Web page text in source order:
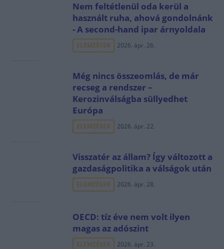
Nem feltétlenül oda kerül a
használt ruha, ahová gondolnánk
- A second-hand ipar árnyoldala
ELEMZÉSEK 2026. ápr. 26.
Még nincs összeomlás, de már
recseg a rendszer –
Kerozinválságba süllyedhet
Európa
ELEMZÉSEK 2026. ápr. 22.
Visszatér az állam? Így változott a
gazdaságpolitika a válságok után
ELEMZÉSEK 2026. ápr. 28.
OECD: tíz éve nem volt ilyen
magas az adószint
ELEMZÉSEK 2026. ápr. 23.